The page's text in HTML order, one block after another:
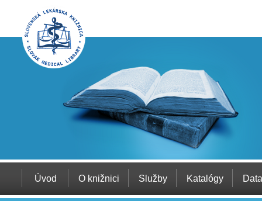
Úvod O knižnici Služby Katalógy